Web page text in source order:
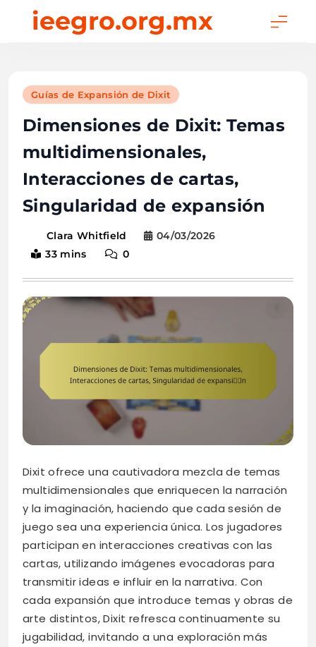
ieegro.org.mx
Guías de Expansión de Dixit
Dimensiones de Dixit: Temas
multidimensionales,
Interacciones de cartas,
Singularidad de expansión
Clara Whitfield
04/03/2026
33 mins
0
Dixit ofrece una cautivadora mezcla de temas
multidimensionales que enriquecen la narración
y la imaginación, haciendo que cada sesión de
juego sea una experiencia única. Los jugadores
participan en interacciones creativas con las
cartas, utilizando imágenes evocadoras para
transmitir ideas e influir en la narrativa. Con
cada expansión que introduce temas y obras de
arte distintos, Dixit refresca continuamente su
jugabilidad, invitando a una exploración más